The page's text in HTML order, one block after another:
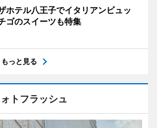
ホテル八王子でイタリアンビュッ
のスイーツも特集
もっと見る
トフラッシュ